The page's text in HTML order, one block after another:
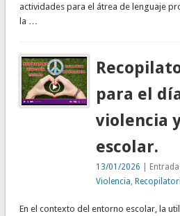
actividades para el átrea de lenguaje
la …
para el
violencia
escolar.
13/01/2026 |
Violencia,
En el contexto del entorno escolar, la